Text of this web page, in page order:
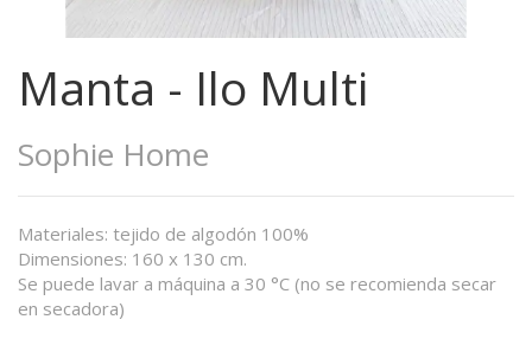
Manta - Ilo Multi
Sophie Home
Materiales: tejido de algodón 100%
Dimensiones: 160 x 130 cm.
Se puede lavar a máquina a 30 °C (no se recomienda secar
en secadora)